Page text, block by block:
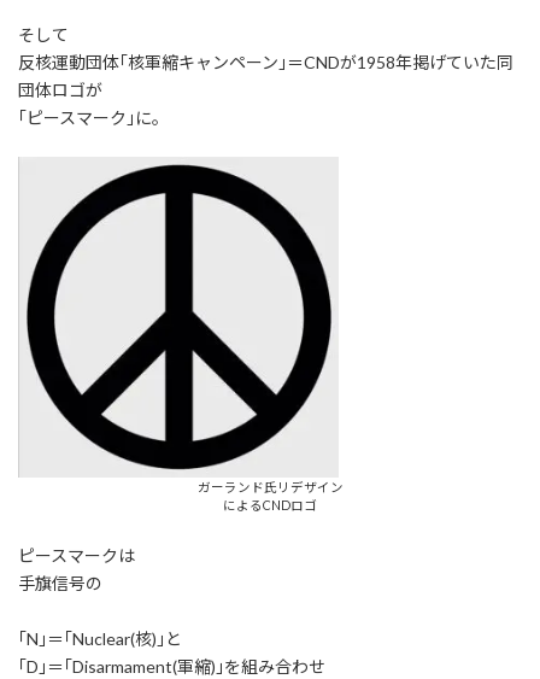
そして
反核運動団体｢核軍縮キャンペーン｣＝CNDが1958年掲げていた同
団体ロゴが
｢ピースマーク｣に。
ガーランド氏リデザイン
によるCNDロゴ
ピースマークは
手旗信号の
｢N｣＝｢Nuclear(核)｣と
｢D｣＝｢Disarmament(軍縮)｣を組み合わせ